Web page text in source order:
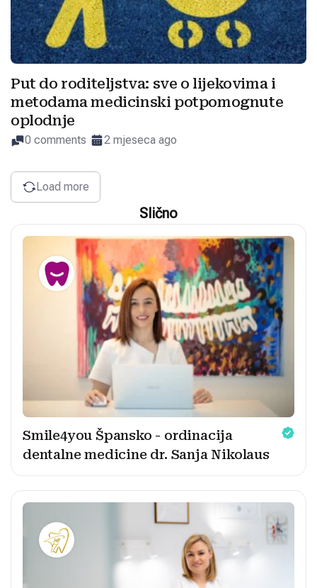
Put do roditeljstva: sve o lijekovima i
metodama medicinski potpomognute
oplodnje
0 comments 2 mjeseca ago
Load more
Slično
Smile4you Špansko - ordinacija
dentalne medicine dr. Sanja Nikolaus